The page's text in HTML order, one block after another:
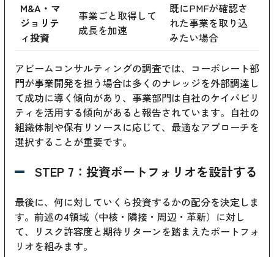
M&A・マ
ジョリテ
ィ投資
事業ごと取得して
成長を加速
既にPMFが確認さ
れた事業を取り込
みたい場合
アビームコンサルティングの調査では、コーポレート部
門が事業開発を担う場合は多くのナレッジを外部調達し
て成功に導く傾向があり、事業部門は自社のケイパビリ
ティを活用する傾向があると報告されています。自社の
組織体制や保有リソースに応じて、最適なアプローチを
選択することが重要です。
STEP 7：投資ポートフォリオを設計する
最後に、何に対していくら投資するかの配分を決定しま
す。前述の4領域（中核・隣接・周辺・革新）に対し
て、リスク許容度と期待リターンを踏まえたポートフォ
リオを組みます。